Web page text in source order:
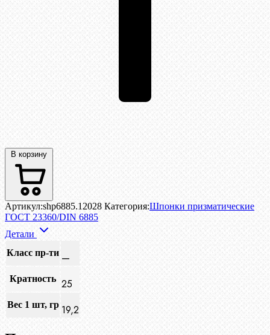
В корзину
Артикул:shp6885.12028 Категория:Шпонки призматические
ГОСТ 23360/DIN 6885
Детали
Класс пр-ти —
Кратность 25
Вес 1 шт, гр 19,2